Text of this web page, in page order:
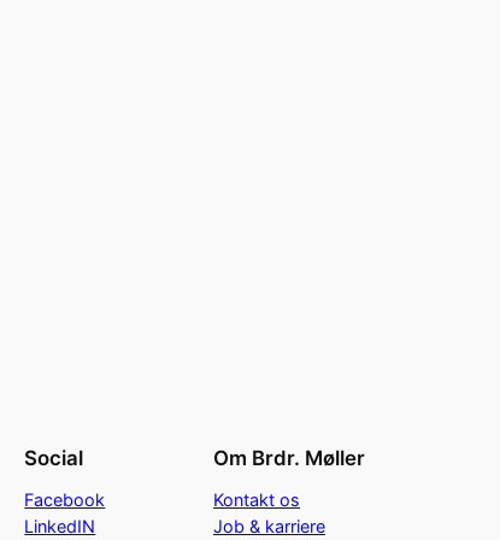
Social
Facebook
LinkedIN
Om Brdr. Møller
Kontakt os
Job & karriere